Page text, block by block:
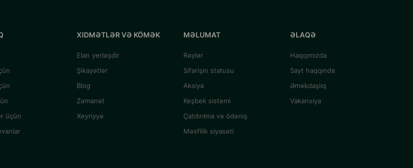
üçün
XIDMƏTLƏR VƏ KÖMƏK
Elan yerləşdir
Şikayətlər
Blog
Zəmanət
Xeyriyyə
MƏLUMAT
Rəylər
Sifarişin statusu
Aksiya
Keşbek sistemi
Çatdırılma və ödəniş
Məxfilik siyasəti
ƏLAQƏ
Haqqımızda
Sayt haqqında
Əməkdaşlıq
Vakansiya